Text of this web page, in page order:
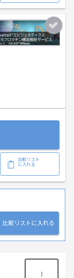
比較リスト
に入れる
比較リストに入れる
⟩